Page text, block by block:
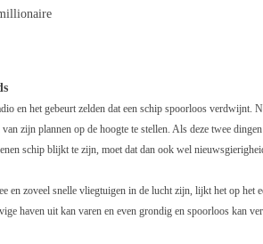
en het gebeurt zelden dat een schip spoorloos verdwijnt.
zijn plannen op de hoogte te stellen. Als deze twee
schip blijkt te zijn, moet dat dan ook wel
en zoveel snelle vliegtuigen in de lucht zijn, lijkt het op het
haven uit kan varen en even grondig en spoorloos kan